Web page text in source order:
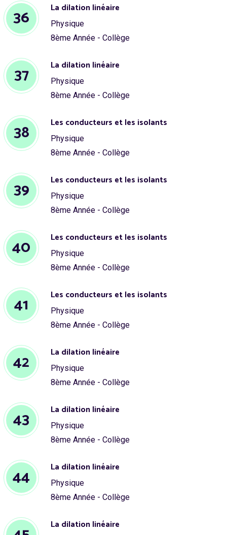
36 La dilation linéaire
Physique
8ème Année - Collège
37 La dilation linéaire
Physique
8ème Année - Collège
38 Les conducteurs et les isolants
Physique
8ème Année - Collège
39 Les conducteurs et les isolants
Physique
8ème Année - Collège
40 Les conducteurs et les isolants
Physique
8ème Année - Collège
41 Les conducteurs et les isolants
Physique
8ème Année - Collège
42 La dilation linéaire
Physique
8ème Année - Collège
43 La dilation linéaire
Physique
8ème Année - Collège
44 La dilation linéaire
Physique
8ème Année - Collège
La dilation linéaire